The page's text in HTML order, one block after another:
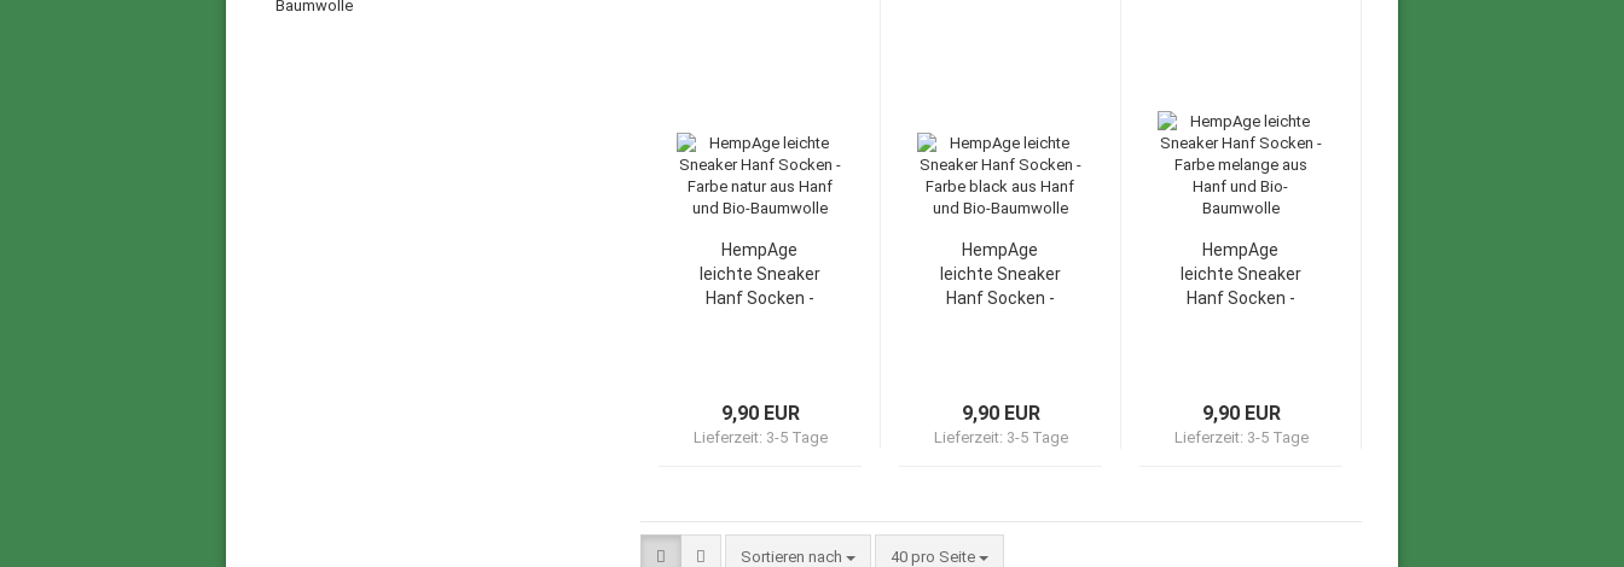
HempAge
leichte Sneaker
Hanf Socken -
9,90 EUR
Lieferzeit: 3-5 Tage
HempAge
leichte Sneaker
Hanf Socken -
9,90 EUR
Lieferzeit: 3-5 Tage
HempAge
leichte Sneaker
Hanf Socken -
9,90 EUR
Lieferzeit: 3-5 Tage
Sortieren nach 40 pro Seite